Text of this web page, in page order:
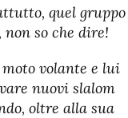
quel gruppo
so che dire!
volante e lui
nuovi slalom
oltre alla sua